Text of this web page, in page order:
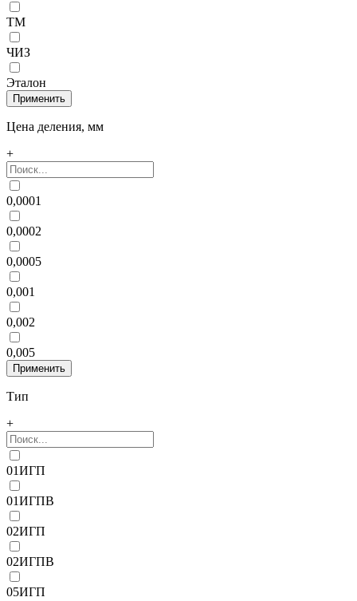
ТМ
ЧИЗ
Эталон
Цена деления, мм
+
0,0001
0,0002
0,0005
0,001
0,002
0,005
Тип
+
01ИГП
01ИГПВ
02ИГП
02ИГПВ
05ИГП